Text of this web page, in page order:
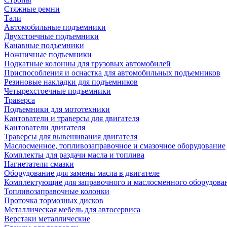
Стяжные ремни
Тали
Автомобильные подъемники
Двухстоечные подъемники
Канавные подъемники
Ножничные подъемники
Подкатные колонны для грузовых автомобилей
Приспособления и оснастка для автомобильных подъемников
Резиновые накладки для подъемников
Четырехстоечные подъемники
Траверса
Подъемники для мототехники
Кантователи и траверсы для двигателя
Кантователи двигателя
Траверсы для вывешивания двигателя
Маслосменное, топливозаправочное и смазочное оборудование
Комплекты для раздачи масла и топлива
Нагнетатели смазки
Оборудование для замены масла в двигателе
Комплектующие для заправочного и маслосменного
Топливозаправочные колонки
Проточка тормозных дисков
Металлическая мебель для автосервиса
Верстаки металлические